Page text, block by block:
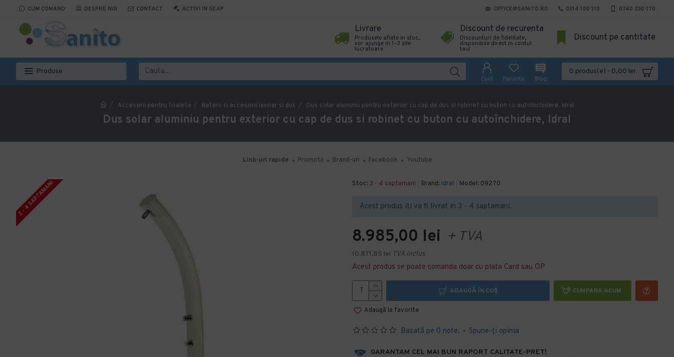
CUM COMAND DESPRE NOI CONTACT ACTIVI IN SEAP OFFICE@SANITO.RO 0314 100 110 0740 230 170
Livrare
Produsele aflate in stoc,
vor ajunge in 1-3 zile
lucratoare
Discount de recurenta
Discounturi de fidelitate,
disponibile direct in contul
tau!
Discount pe cantitate
Produse
Cont Favorite Blog
0 produs(e) - 0,00 lei
Accesorii pentru toaleta Baterii si accesorii lavoar si dus Dus solar aluminiu pentru exterior cu cap de dus si robinet cu buton cu autoînchidere, Idral
Dus solar aluminiu pentru exterior cu cap de dus si robinet cu buton cu autoînchidere, Idral
Link-uri rapide Promotii Brand-uri Facebook Youtube
3 - 4 SAPTAMANI Stoc: 3 - 4 saptamani Brand: Idral Model: 09270
Acest produs iti va fi livrat in 3 - 4 saptamani.
Bazată pe 0 note. - Spune-ţi opinia
8.985,00 lei + TVA
10.871,85 lei TVA inclus
Acest produs se poate comanda doar cu plata Card sau OP
ADAUGĂ ÎN COŞ CUMPARA ACUM
Adaugă la favorite
GARANTAM CEL MAI BUN RAPORT CALITATE-PRET!